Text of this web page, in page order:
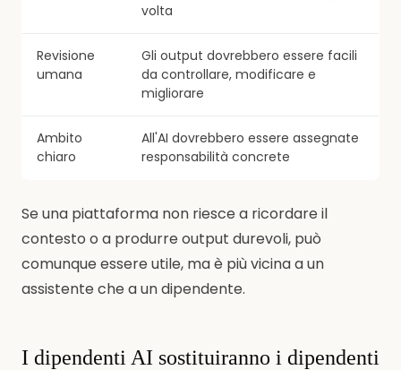
volta
Revisione
umana
Gli output dovrebbero essere facili
da controllare, modificare e
migliorare
Ambito
chiaro
All'AI dovrebbero essere assegnate
responsabilità concrete
Se una piattaforma non riesce a ricordare il
contesto o a produrre output durevoli, può
comunque essere utile, ma è più vicina a un
assistente che a un dipendente.
I dipendenti AI sostituiranno i dipendenti